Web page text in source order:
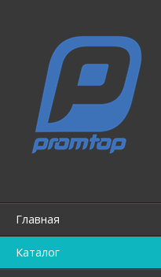
Главная
Каталог